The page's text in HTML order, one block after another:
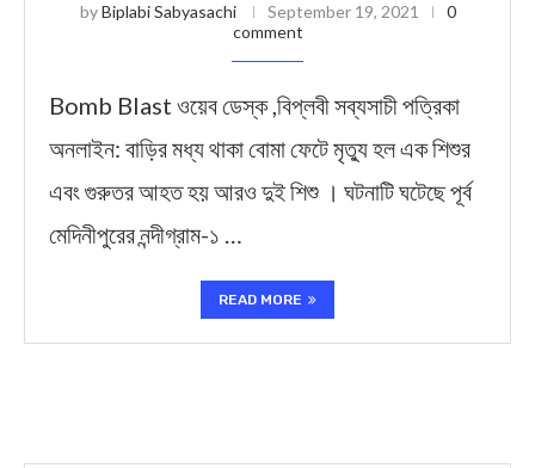
byBiplabi Sabyasachi September 19, 2021
0
comment
Bomb Blast ওয়েব ডেস্ক ,বিপ্লবী সব্যসাচী পত্রিকা
অনলাইন: বাড়ির মধ্য থাকা বোমা ফেটে মৃত্যু হল এক শিশুর
এবং গুরুতর আহত হয় আরও দুই শিশু । ঘটনাটি ঘটেছে পূর্ব
মেদিনীপুরের নন্দীগ্রাম-১ …
READ MORE